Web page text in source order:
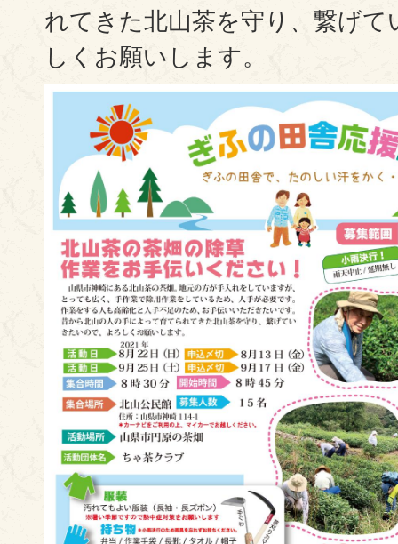
れてきた北山茶を守り、繋げ
しくお願いします。